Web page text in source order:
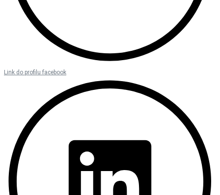
Link do profilu facebook